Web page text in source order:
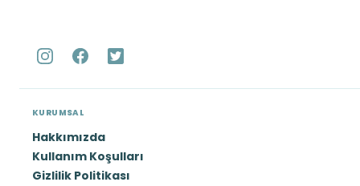
KURUMSAL
Hakkımızda
Kullanım Koşulları
Gizlilik Politikası